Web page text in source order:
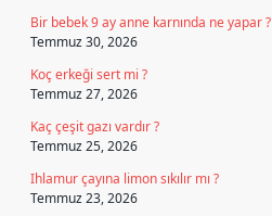
Bir bebek 9 ay anne karnında ne yapar ?
Temmuz 30, 2026
Koç erkeği sert mi ?
Temmuz 27, 2026
Kaç çeşit gazı vardır ?
Temmuz 25, 2026
Ihlamur çayına limon sıkılır mı ?
Temmuz 23, 2026